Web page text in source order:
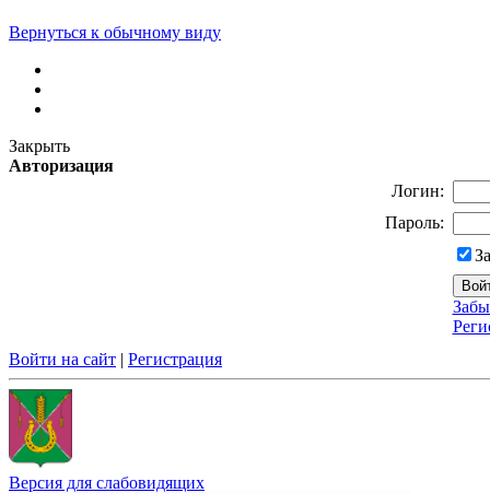
Вернуться к обычному виду
Закрыть
Авторизация
Логин:
Пароль:
Войти на сайт | Регистрация
Версия для слабовидящих